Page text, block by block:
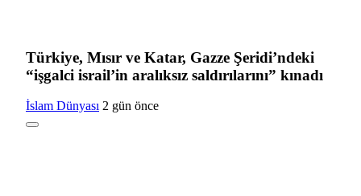
Türkiye, Mısır ve Katar, Gazze Şeridi’ndeki
“işgalci israil’in aralıksız saldırılarını” kınadı
İslam Dünyası 2 gün önce